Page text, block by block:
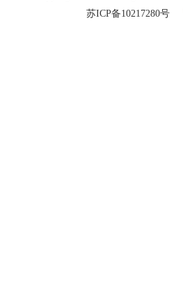
苏ICP备10217280号